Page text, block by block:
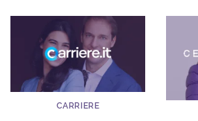
CARRIERE